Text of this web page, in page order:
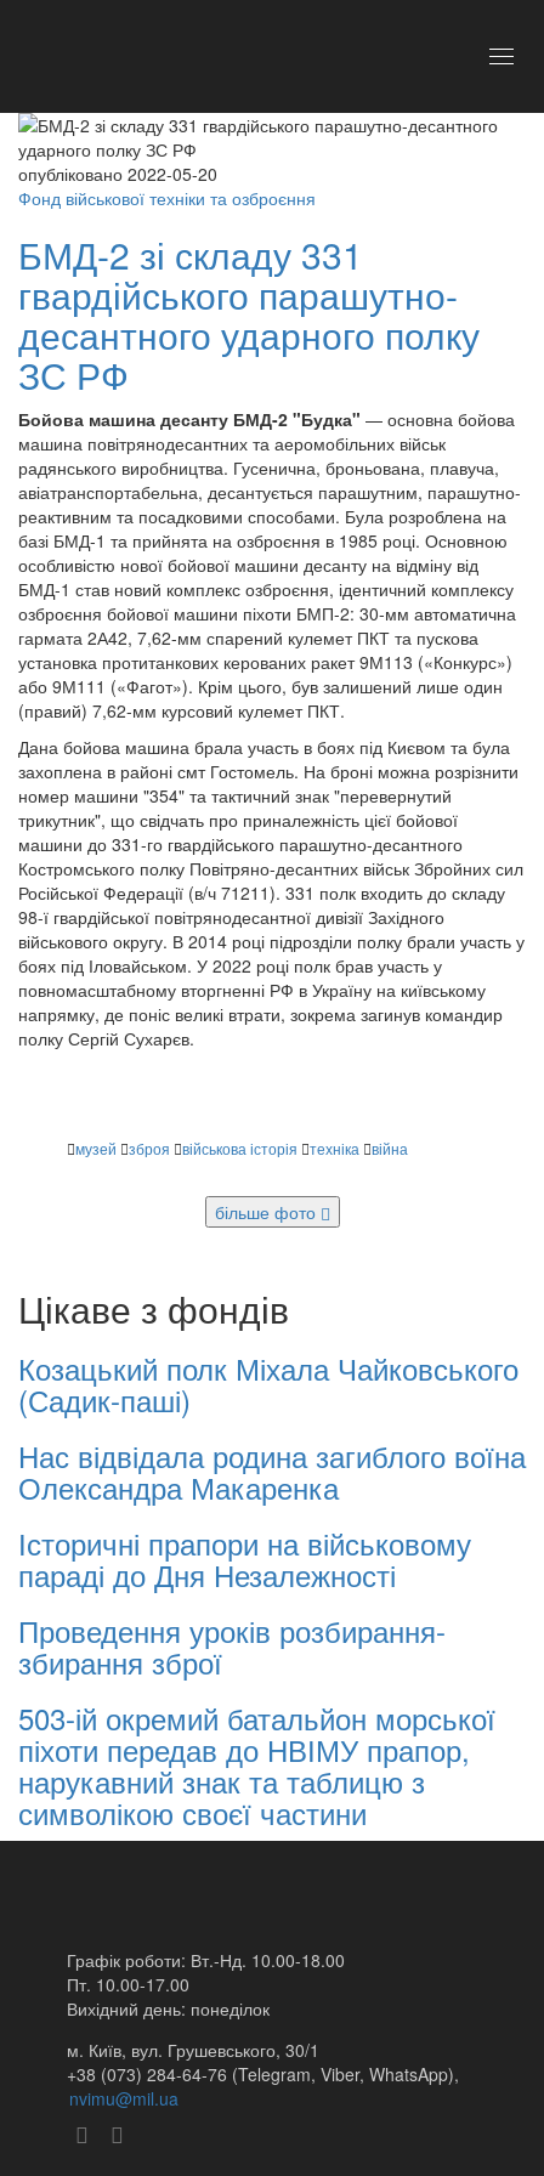
опубліковано 2022-05-20
Фонд військової техніки та озброєння
БМД-2 зі складу 331
гвардійського парашутно-
десантного ударного полку
ЗС РФ
Бойова машина десанту БМД-2 "Будка" — основна бойова
машина повітрянодесантних та аеромобільних військ
радянського виробництва. Гусенична, броньована, плавуча,
авіатранспортабельна, десантується парашутним, парашутно-
реактивним та посадковими способами. Була розроблена на
базі БМД-1 та прийнята на озброєння в 1985 році. Основною
особливістю нової бойової машини десанту на відміну від
БМД-1 став новий комплекс озброєння, ідентичний комплексу
озброєння бойової машини піхоти БМП-2: 30-мм автоматична
гармата 2А42, 7,62-мм спарений кулемет ПКТ та пускова
установка протитанкових керованих ракет 9М113 («Конкурс»)
або 9М111 («Фагот»). Крім цього, був залишений лише один
(правий) 7,62-мм курсовий кулемет ПКТ.
Дана бойова машина брала участь в боях під Києвом та була
захоплена в районі смт Гостомель. На броні можна розрізнити
номер машини "354" та тактичний знак "перевернутий
трикутник", що свідчать про приналежність цієї бойової
машини до 331-го гвардійського парашутно-десантного
Костромського полку Повітряно-десантних військ Збройних сил
Російської Федерації (в/ч 71211). 331 полк входить до складу
98-ї гвардійської повітрянодесантної дивізії Західного
військового округу. В 2014 році підрозділи полку брали участь у
боях під Іловайськом. У 2022 році полк брав участь у
повномасштабному вторгненні РФ в Україну на київському
напрямку, де поніс великі втрати, зокрема загинув командир
полку Сергій Сухарєв.
музей зброя військова історія техніка війна
більше фото
Цікаве з фондів
Козацький полк Міхала Чайковського
(Садик-паші)
Нас відвідала родина загиблого воїна
Олександра Макаренка
Історичні прапори на військовому
параді до Дня Незалежності
Проведення уроків розбирання-
збирання зброї
503-ій окремий батальйон морської
піхоти передав до НВІМУ прапор,
нарукавний знак та таблицю з
символікою своєї частини
Графік роботи: Вт.-Нд. 10.00-18.00
Пт. 10.00-17.00
Вихідний день: понеділок
м. Київ, вул. Грушевського, 30/1
+38 (073) 284-64-76 (Telegram, Viber, WhatsApp),
nvimu@mil.ua